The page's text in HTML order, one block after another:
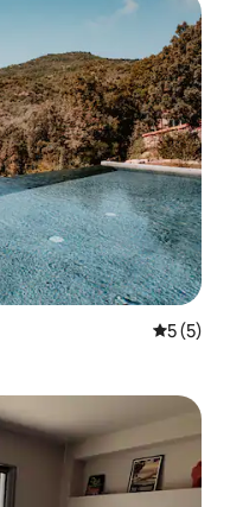
Vidējais
5 (5)